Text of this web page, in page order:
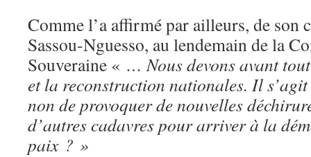
Comme l’a affirmé par ailleurs, de son
Sassou-Nguesso, au lendemain de la
Souveraine « … Nous devons avant
et la reconstruction nationales. Il
non de provoquer de nouvelles
d’autres cadavres pour arriver à la
paix ? »